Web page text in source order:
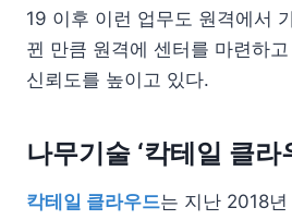
19 이후 이런 업무도 원격에서
뀐 만큼 원격에 센터를 마련하
신뢰도를 높이고 있다.
나무기술 ‘칵테일 클라
칵테일 클라우드는 지난 2018